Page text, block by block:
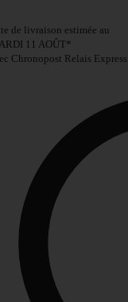
de livraison estimée au
11 AOÛT*
Chronopost Relais Express